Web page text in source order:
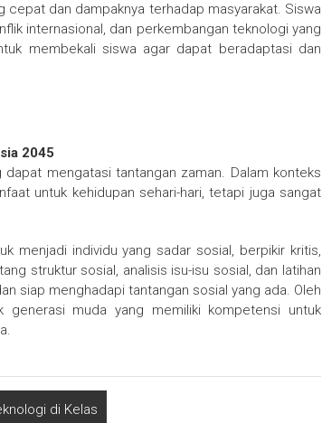
dan dampaknya terhadap masyarakat. Siswa
internasional, dan perkembangan teknologi yang
membekali siswa agar dapat beradaptasi dan
2045
mengatasi tantangan zaman. Dalam konteks
untuk kehidupan sehari-hari, tetapi juga sangat
menjadi individu yang sadar sosial, berpikir kritis,
struktur sosial, analisis isu-isu sosial, dan latihan
siap menghadapi tantangan sosial yang ada. Oleh
generasi muda yang memiliki kompetensi untuk
di Kelas